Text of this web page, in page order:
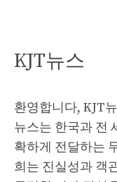
KJT뉴스
환영합니다, KJT
뉴스는 한국과 전
확하게 전달하는
희는 진실성과 객